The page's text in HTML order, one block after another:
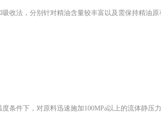
收法，分别针对精油含量较丰富以及需保持精油
条件下，对原料迅速施加100MPa以上的流体静压